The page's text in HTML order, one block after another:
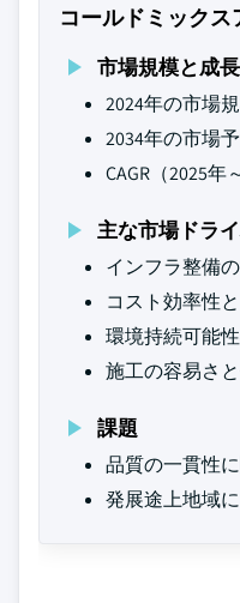
コールドミック
市場規模と成長
2024年の市場
2034年の市場
CAGR（2025年
主な市場ドラ
インフラ整備
コスト効率性
環境持続可能
施工の容易さ
課題
品質の一貫性
発展途上地域